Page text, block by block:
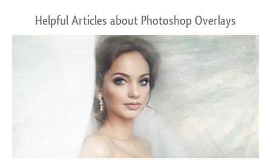
Helpful Articles about Photoshop Overlays